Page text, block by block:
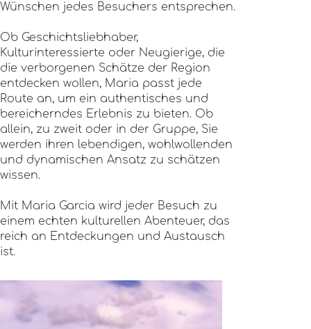
Wünschen jedes Besuchers entsprechen.
Ob Geschichtsliebhaber,
Kulturinteressierte oder Neugierige, die
die verborgenen Schätze der Region
entdecken wollen, Maria passt jede
Route an, um ein authentisches und
bereicherndes Erlebnis zu bieten. Ob
allein, zu zweit oder in der Gruppe, Sie
werden ihren lebendigen, wohlwollenden
und dynamischen Ansatz zu schätzen
wissen.
Mit Maria Garcia wird jeder Besuch zu
einem echten kulturellen Abenteuer, das
reich an Entdeckungen und Austausch
ist.